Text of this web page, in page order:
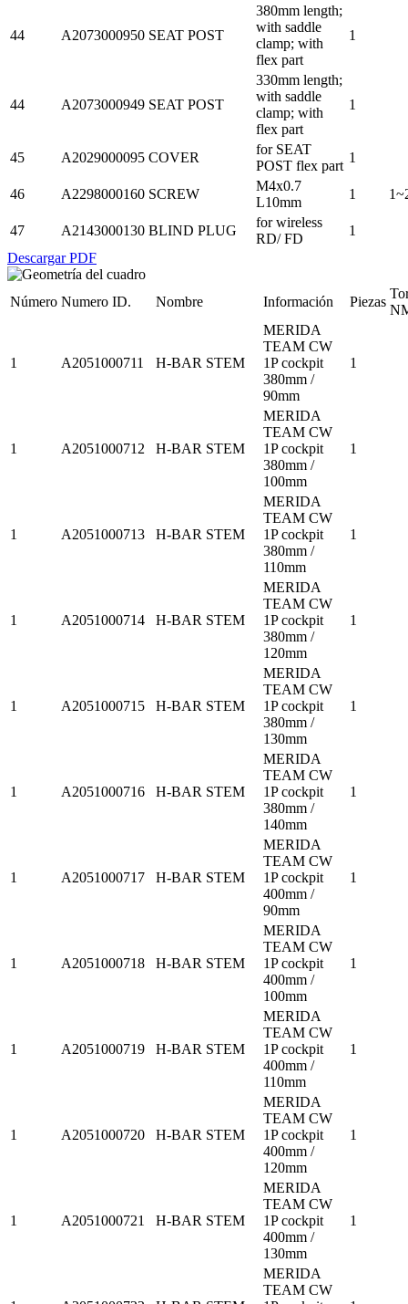
44 A2073000950 SEAT POST
380mm length;
with saddle
clamp; with
flex part
1
44 A2073000949 SEAT POST
330mm length;
with saddle
clamp; with
flex part
1
45 A2029000095 COVER
for SEAT
POST flex part
1
46 A2298000160 SCREW
M4x0.7
L10mm
1
47 A2143000130 BLIND PLUG
for wireless
RD/ FD
1
Descargar PDF
Número Numero ID. Nombre Información Piezas
1 A2051000711 H-BAR STEM
MERIDA
TEAM CW
1P cockpit
380mm /
90mm
1
1 A2051000712 H-BAR STEM
MERIDA
TEAM CW
1P cockpit
380mm /
100mm
1
1 A2051000713 H-BAR STEM
MERIDA
TEAM CW
1P cockpit
380mm /
110mm
1
1 A2051000714 H-BAR STEM
MERIDA
TEAM CW
1P cockpit
380mm /
120mm
1
1 A2051000715 H-BAR STEM
MERIDA
TEAM CW
1P cockpit
380mm /
130mm
1
1 A2051000716 H-BAR STEM
MERIDA
TEAM CW
1P cockpit
380mm /
140mm
1
1 A2051000717 H-BAR STEM
MERIDA
TEAM CW
1P cockpit
400mm /
90mm
1
1 A2051000718 H-BAR STEM
MERIDA
TEAM CW
1P cockpit
400mm /
100mm
1
1 A2051000719 H-BAR STEM
MERIDA
TEAM CW
1P cockpit
400mm /
110mm
1
1 A2051000720 H-BAR STEM
MERIDA
TEAM CW
1P cockpit
400mm /
120mm
1
1 A2051000721 H-BAR STEM
MERIDA
TEAM CW
1P cockpit
400mm /
130mm
1
MERIDA
TEAM CW